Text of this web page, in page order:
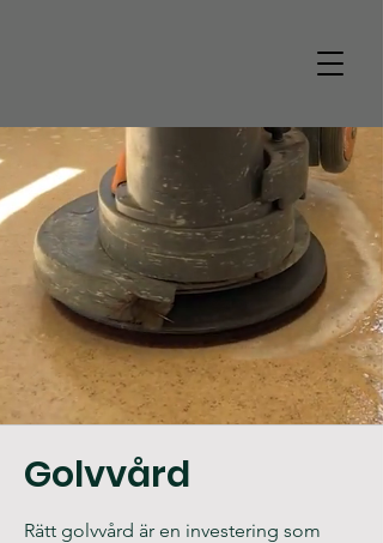
RENT HANTV
Golvvård
Rätt golvvård är en investering som